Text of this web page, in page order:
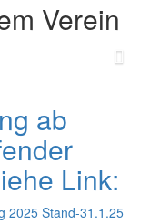
Verein
ab
Link:
2025 Stand-31.1.25